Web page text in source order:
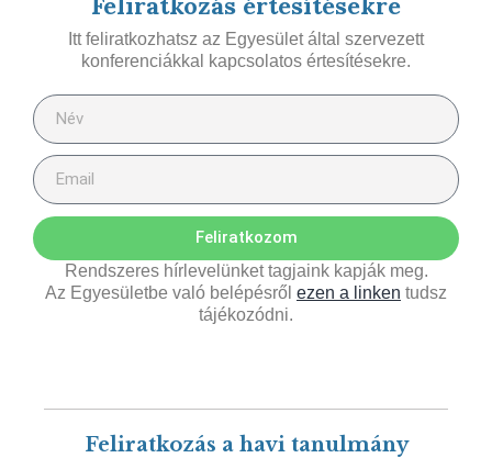
Itt feliratkozhatsz az Egyesület által szervezett
konferenciákkal kapcsolatos értesítésekre.
Feliratkozom
Rendszeres hírlevelünket tagjaink kapják meg.
Az Egyesületbe való belépésről ezen a linken tudsz
tájékozódni.
Feliratkozás a havi tanulmány